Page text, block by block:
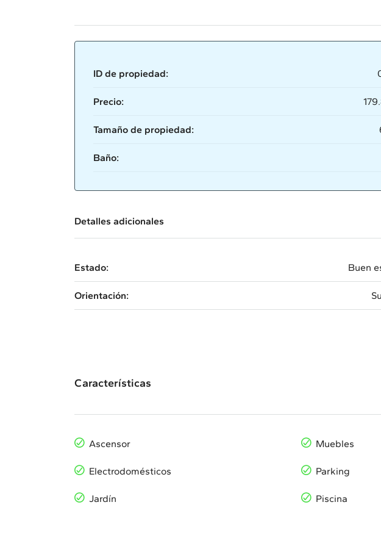
ID de propiedad:
Precio:
Tamaño de propiedad:
Baño:
Detalles adicionales
Estado: Buen
Orientación:
Características
Ascensor
Electrodomésticos
Jardín
Muebles
Parking
Piscina